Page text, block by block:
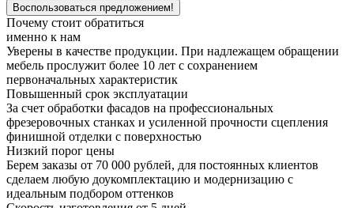
Почему стоит обратиться
именно к нам
Уверены в качестве продукции. При надлежащем обращении
мебель прослужит более 10 лет с сохранением
первоначальных характеристик
Повышенный срок эксплуатации
За счет обработки фасадов на профессиональных
фрезеровочных станках и усиленной прочности сцепления
финишной отделки с поверхностью
Низкий порог цены
Берем заказы от 70 000 рублей, для постоянных клиентов
сделаем любую доукомплектацию и модернизацию с
идеальным подбором оттенков